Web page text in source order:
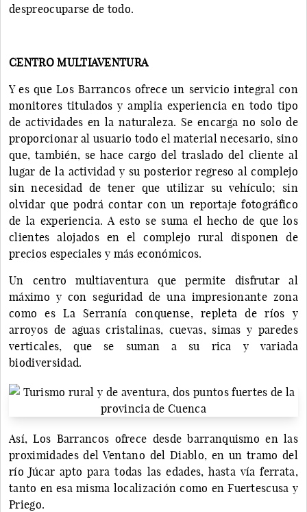
despreocuparse de todo.
CENTRO MULTIAVENTURA
Y es que Los Barrancos ofrece un servicio integral con
monitores titulados y amplia experiencia en todo tipo
de actividades en la naturaleza. Se encarga no solo de
proporcionar al usuario todo el material necesario, sino
que, también, se hace cargo del traslado del cliente al
lugar de la actividad y su posterior regreso al complejo
sin necesidad de tener que utilizar su vehículo; sin
olvidar que podrá contar con un reportaje fotográfico
de la experiencia. A esto se suma el hecho de que los
clientes alojados en el complejo rural disponen de
precios especiales y más económicos.
Un centro multiaventura que permite disfrutar al
máximo y con seguridad de una impresionante zona
como es La Serranía conquense, repleta de ríos y
arroyos de aguas cristalinas, cuevas, simas y paredes
verticales, que se suman a su rica y variada
biodiversidad.
Así, Los Barrancos ofrece desde barranquismo en las
proximidades del Ventano del Diablo, en un tramo del
río Júcar apto para todas las edades, hasta vía ferrata,
tanto en esa misma localización como en Fuertescusa y
Priego.